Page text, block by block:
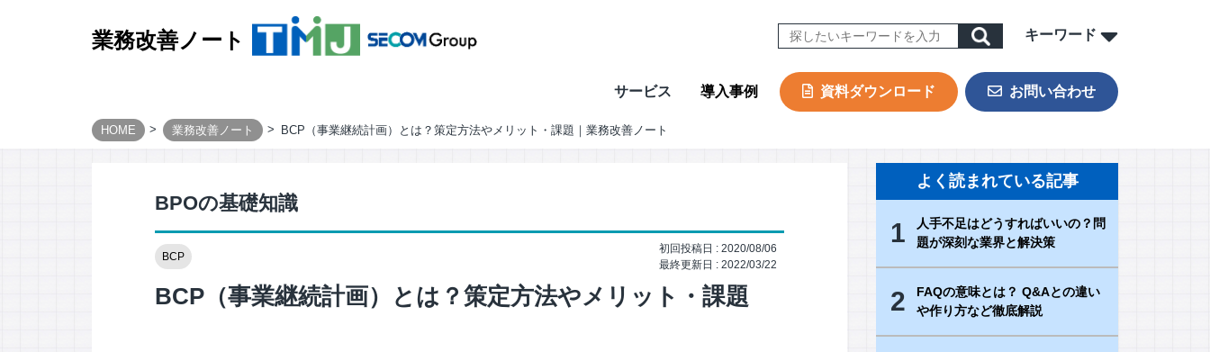
業務改善ノート キーワード
サービス 導入事例 資料ダウンロード お問い合わせ
BUSINESS PROCESS
TMJ Generative Solution
CXデザインコンサルティング
BPOデザイン
業務量調査・分析パッケージ
セールスサポート
在宅オペレーション
Design & Outsourcing
営業事務支援サービス
HOME 業務改善ノート BCP（事業継続計画）とは？策定方法やメリット・課題｜業務改善ノート
BPOの基礎知識
BCP
初回投稿日 : 2020/08/06
最終更新日 : 2022/03/22
BCP（事業継続計画）とは？策定方法やメリット・課題
よく読まれている記事
1
人手不足はどうすればいいの？問
題が深刻な業界と解決策
2
FAQの意味とは？ Q&Aとの違い
や作り方など徹底解説